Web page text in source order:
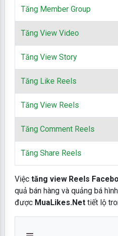
Tăng Member Group
Tăng View Video
Tăng View Story
Tăng Like Reels
Tăng View Reels
Tăng Comment Reels
Tăng Share Reels
Việctăng view Reels
quả bán hàng và quảng bá
đượcMuaLikes.Nettiết lộ